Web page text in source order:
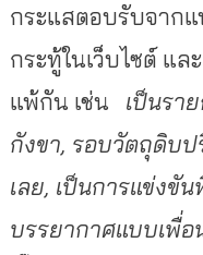
กระแสตอบรับจากแ
กระทู้ในเว็บไซต์ แล
แพ้กัน เช่น เป็นรา
กังขา, รอบวัตถุดิบป
เลย, เป็นการแข่งขั
บรรยากาศแบบเพื่